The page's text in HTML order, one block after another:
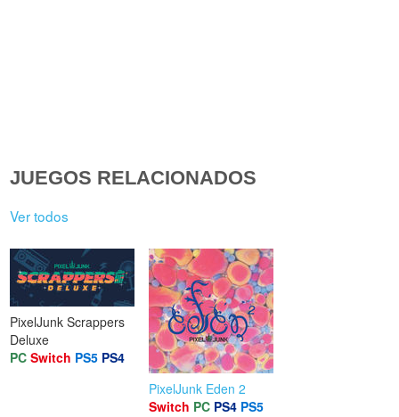
JUEGOS RELACIONADOS
Ver todos
PixelJunk Scrappers
Deluxe
PC Switch PS5 PS4
PixelJunk Eden 2
Switch PC PS4 PS5